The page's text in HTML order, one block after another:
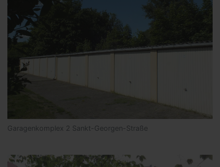
Garagenkomplex 2 Sankt-Georgen-Straße